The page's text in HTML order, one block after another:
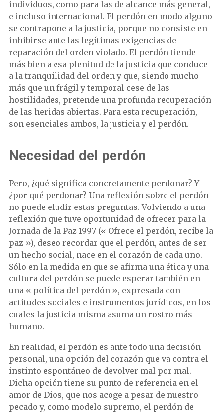
individuos, como para las de alcance más general,
e incluso internacional. El perdón en modo alguno
se contrapone a la justicia, porque no consiste en
inhibirse ante las legítimas exigencias de
reparación del orden violado. El perdón tiende
más bien a esa plenitud de la justicia que conduce
a la tranquilidad del orden y que, siendo mucho
más que un frágil y temporal cese de las
hostilidades, pretende una profunda recuperación
de las heridas abiertas. Para esta recuperación,
son esenciales ambos, la justicia y el perdón.
Necesidad del perdón
Pero, ¿qué significa concretamente perdonar? Y
¿por qué perdonar? Una reflexión sobre el perdón
no puede eludir estas preguntas. Volviendo a una
reflexión que tuve oportunidad de ofrecer para la
Jornada de la Paz 1997 (« Ofrece el perdón, recibe la
paz »), deseo recordar que el perdón, antes de ser
un hecho social, nace en el corazón de cada uno.
Sólo en la medida en que se afirma una ética y una
cultura del perdón se puede esperar también en
una « política del perdón », expresada con
actitudes sociales e instrumentos jurídicos, en los
cuales la justicia misma asuma un rostro más
humano.
En realidad, el perdón es ante todo una decisión
personal, una opción del corazón que va contra el
instinto espontáneo de devolver mal por mal.
Dicha opción tiene su punto de referencia en el
amor de Dios, que nos acoge a pesar de nuestro
pecado y, como modelo supremo, el perdón de